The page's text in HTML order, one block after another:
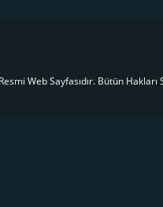
Web Sayfasıdır. Bütün Hakları